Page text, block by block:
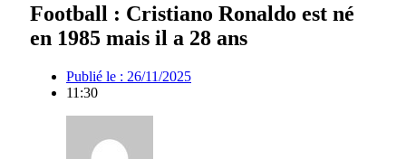
Football : Cristiano Ronaldo est né
en 1985 mais il a 28 ans
Publié le : 26/11/2025
11:30